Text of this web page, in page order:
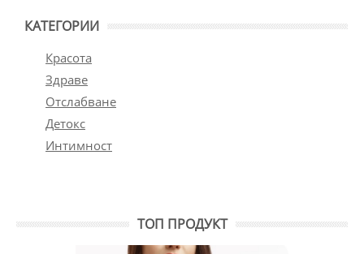
КАТЕГОРИИ
Красота
Здраве
Отслабване
Детокс
Интимност
ТОП ПРОДУКТ